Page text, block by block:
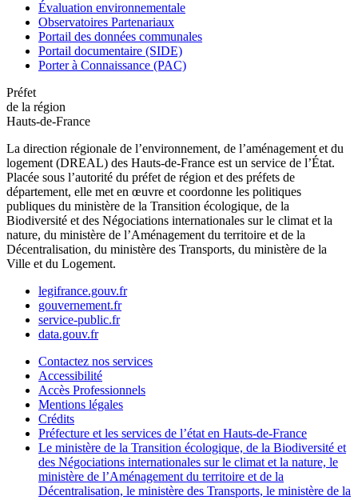
Évaluation environnementale
Observatoires Partenariaux
Portail des données communales
Portail documentaire (SIDE)
Porter à Connaissance (PAC)
Préfet
de la région
Hauts-de-France
La direction régionale de l’environnement, de l’aménagement et du
logement (DREAL) des Hauts-de-France est un service de l’État.
Placée sous l’autorité du préfet de région et des préfets de
département, elle met en œuvre et coordonne les politiques
publiques du ministère de la Transition écologique, de la
Biodiversité et des Négociations internationales sur le climat et la
nature, du ministère de l’Aménagement du territoire et de la
Décentralisation, du ministère des Transports, du ministère de la
Ville et du Logement.
legifrance.gouv.fr
gouvernement.fr
service-public.fr
data.gouv.fr
Contactez nos services
Accessibilité
Accès Professionnels
Mentions légales
Crédits
Préfecture et les services de l’état en Hauts-de-France
Le ministère de la Transition écologique, de la Biodiversité et
des Négociations internationales sur le climat et la nature, le
ministère de l’Aménagement du territoire et de la
Décentralisation, le ministère des Transports, le ministère de la